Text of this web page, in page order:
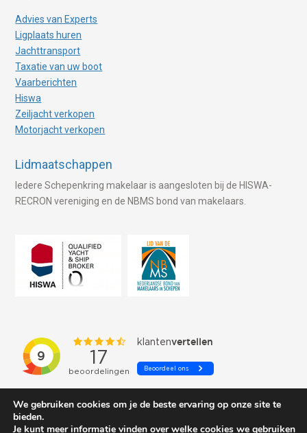
Advies van Experts
Ligplaats huren
Jachttransport
Taxatie van uw boot
Vaarberichten
Hiswa
Zeiljacht verkopen
Motorjacht verkopen
Lidmaatschappen
Iedere Schepenkring makelaar is aangesloten bij de HISWA-
RECRON vereniging en de NBMS bond van makelaars.
We gebruiken cookies om je de beste ervaring op onze site te
bieden.
Je kunt meer informatie vinden over welke cookies we gebruiken